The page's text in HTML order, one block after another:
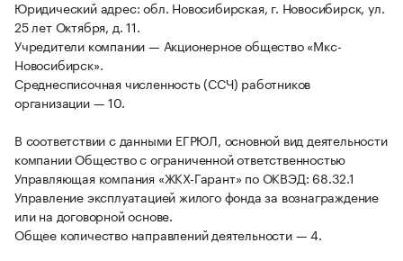
Юридический адрес: обл. Новосибирская, г. Новосибирск, ул.
25 лет Октября, д. 11.
Учредители компании — Акционерное общество «Мкс-
Новосибирск».
Среднесписочная численность (ССЧ) работников
организации — 10.
В соответствии с данными ЕГРЮЛ, основной вид деятельности
компании Общество с ограниченной ответственностью
Управляющая компания «ЖКХ-Гарант» по ОКВЭД: 68.32.1
Управление эксплуатацией жилого фонда за вознаграждение
или на договорной основе.
Общее количество направлений деятельности — 4.